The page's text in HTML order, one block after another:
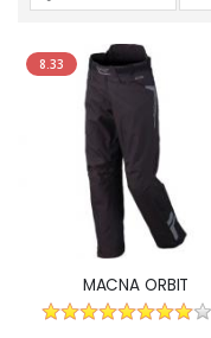
8.33
MACNA ORBIT